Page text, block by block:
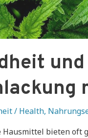
/ Health,
Hausmittel bieten oft